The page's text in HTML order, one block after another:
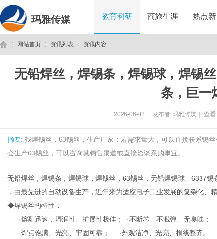
玛雅传媒 教育科研 商旅生涯 热点
网站首页 资讯列表 资讯内容
无铅焊丝，焊锡条，焊锡球，焊锡
条，巨一
2026-06-02 发布者: 玛雅传媒 查
摘要: 找焊锡丝，63锡丝，生产厂家：若需求量大，可以直接联系锡
会生产63锡丝，可以咨询其销售渠道或直接洽谈采购事宜。...
无铅焊丝，焊锡条，焊锡球，焊锡丝，63锡丝，无铅焊锡球、6337
，由最先进的自动设备生产，近年来为适应电子工业发展的复杂化
◆焊锡丝的特性：
·熔融迅速，湿润性、扩展性极佳； ·不断芯、不溅弹、无臭味；
·焊点饱满、光亮、牢固可靠； ·外观洁净、光亮、捐线整齐。